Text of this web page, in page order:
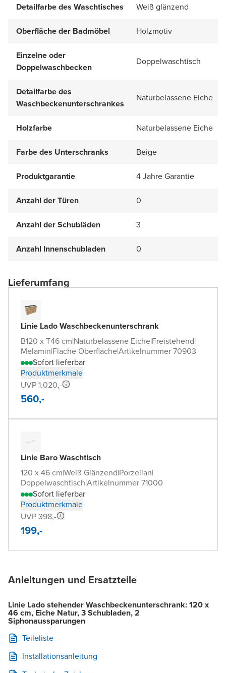
Detailfarbe des Waschtisches
Weiß glänzend
Oberfläche der Badmöbel Holzmotiv
Einzelne oder
Doppelwaschbecken
Doppelwaschtisch
Detailfarbe des
Waschbeckenunterschrankes
Naturbelassene Eiche
Holzfarbe Naturbelassene Eiche
Farbe des Unterschranks Beige
Produktgarantie 4 Jahre Garantie
Anzahl der Türen 0
Anzahl der Schubläden 3
Anzahl Innenschubladen 0
Lieferumfang
Linie Lado Waschbeckenunterschrank
B120 x T46 cm|Naturbelassene Eiche|Freistehend|
Melamin|Flache Oberfläche|Artikelnummer 70903
Sofort lieferbar
Produktmerkmale
UVP 1.020,-
560,-
Linie Baro Waschtisch
120 x 46 cm|Weiß Glänzend|Porzellan|
Doppelwaschtisch|Artikelnummer 71000
Sofort lieferbar
Produktmerkmale
UVP 398,-
199,-
Anleitungen und Ersatzteile
Linie Lado stehender Waschbeckenunterschrank: 120 x
46 cm, Eiche Natur, 3 Schubladen, 2
Siphonaussparungen
Teileliste
Installationsanleitung